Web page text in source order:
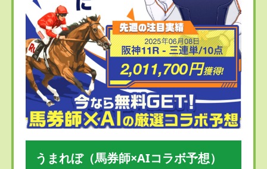
うまれぼ（馬券師×AIコラボ予想）